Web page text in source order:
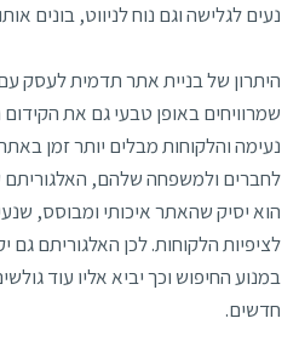
נעים לגלישה וגם נוח לניווט, בונים
היתרון של בניית אתר תדמית לעסק
שמרוויחים באופן טבעי גם את
נעימה והלקוחות מבלים יותר זמן
לחברים ולמשפחה שלהם, האלגוריתם
הוא יסיק שהאתר איכותי ומבוסס,
לציפיות הלקוחות. לכן האלגוריתם גם
במנוע החיפוש וכך יביא אליו עוד
חדשים.